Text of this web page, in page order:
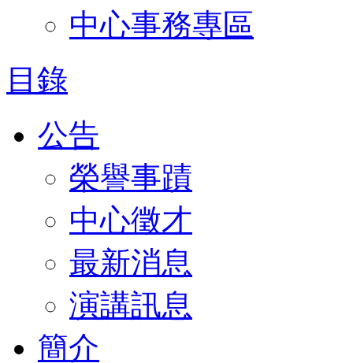
中心事務專區
目錄
公告
榮譽事蹟
中心徵才
最新消息
演講訊息
簡介